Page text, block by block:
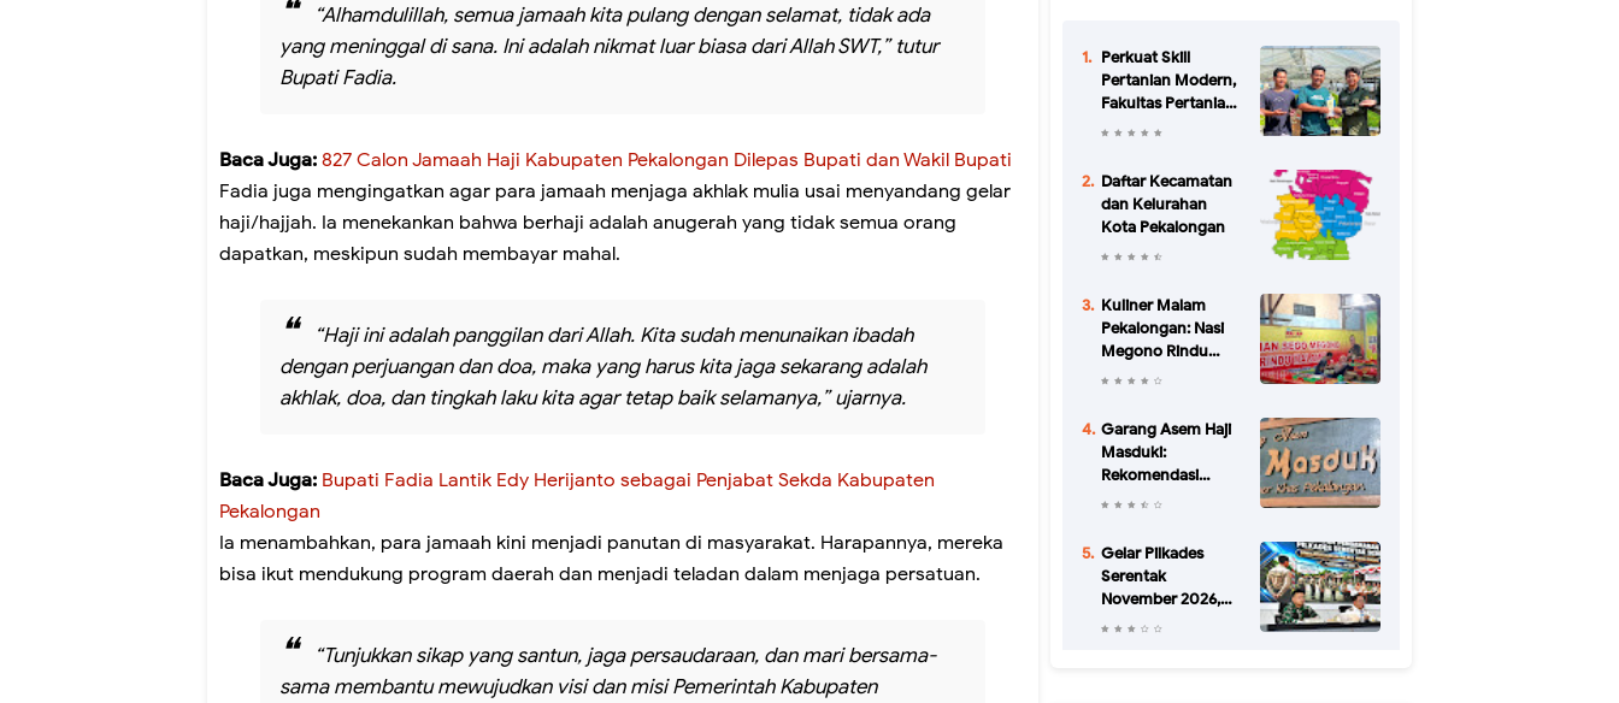
“Alhamdulillah, semua jamaah kita pulang dengan selamat, tidak ada
yang meninggal di sana. Ini adalah nikmat luar biasa dari Allah SWT,” tutur
Bupati Fadia.
Baca Juga: 827 Calon Jamaah Haji Kabupaten Pekalongan Dilepas Bupati dan Wakil Bupati
Fadia juga mengingatkan agar para jamaah menjaga akhlak mulia usai menyandang gelar
haji/hajjah. Ia menekankan bahwa berhaji adalah anugerah yang tidak semua orang
dapatkan, meskipun sudah membayar mahal.
“Haji ini adalah panggilan dari Allah. Kita sudah menunaikan ibadah
dengan perjuangan dan doa, maka yang harus kita jaga sekarang adalah
akhlak, doa, dan tingkah laku kita agar tetap baik selamanya,” ujarnya.
Baca Juga: Bupati Fadia Lantik Edy Herijanto sebagai Penjabat Sekda Kabupaten
Pekalongan
Ia menambahkan, para jamaah kini menjadi panutan di masyarakat. Harapannya, mereka
bisa ikut mendukung program daerah dan menjadi teladan dalam menjaga persatuan.
“Tunjukkan sikap yang santun, jaga persaudaraan, dan mari bersama-
sama membantu mewujudkan visi dan misi Pemerintah Kabupaten
Perkuat Skill
Pertanian Modern,
Fakultas Pertanian
Unikal Gandeng
Farm Semarang
Daftar Kecamatan
dan Kelurahan
Kota Pekalongan
Kuliner Malam
Pekalongan: Nasi
Megono Rindu
Malam di Jalan
yang Bikin Kangen
Garang Asem Haji
Masduki:
Rekomendasi
Kuliner Legendaris
Sejak 1952
Gelar Pilkades
Serentak
November 2026,
Pemkab